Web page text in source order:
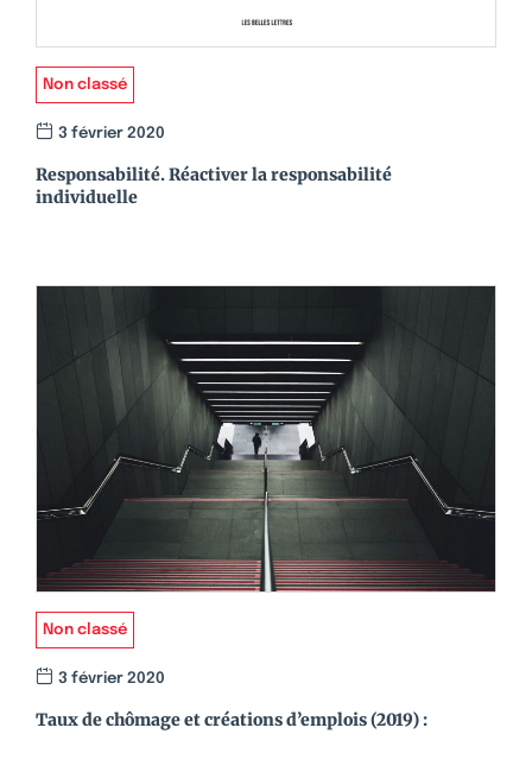
Non classé
3 février 2020
Responsabilité. Réactiver la responsabilité
individuelle
Non classé
3 février 2020
Taux de chômage et créations d’emplois (2019) :